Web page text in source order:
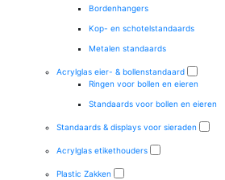
Bordenhangers
Kop- en schotelstandaards
Metalen standaards
Acrylglas eier- & bollenstandaard
Ringen voor bollen en eieren
Standaards voor bollen en eieren
Standaards & displays voor sieraden
Acrylglas etikethouders
Plastic Zakken